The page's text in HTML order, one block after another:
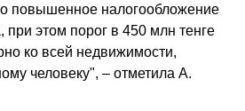
повышенное налогообложение
при этом порог в 450 млн тенге
ко всей недвижимости,
человеку", – отметила А.